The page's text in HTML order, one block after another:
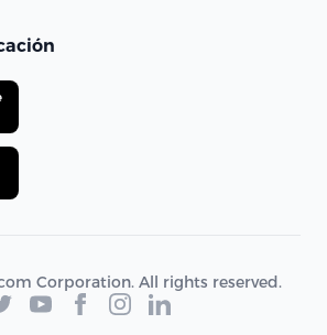
Corporation. All rights reserved.